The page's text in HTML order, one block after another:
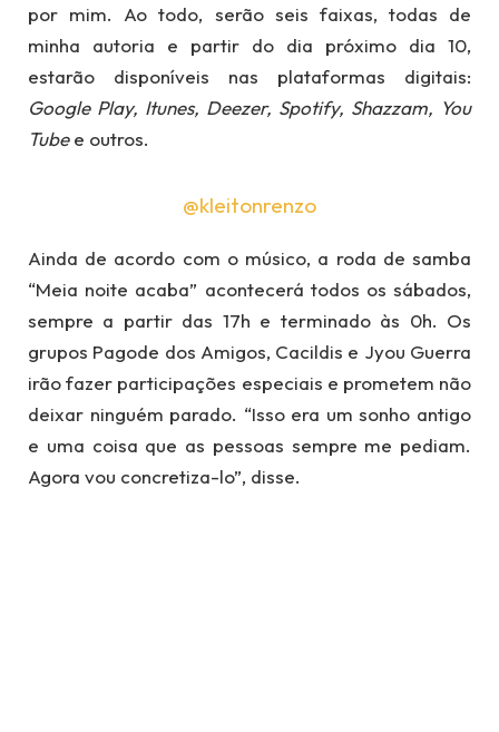
por mim. Ao todo, serão seis faixas, todas de
minha autoria e partir do dia próximo dia 10,
estarão disponíveis nas plataformas digitais:
Google Play, Itunes, Deezer, Spotify, Shazzam, You
Tubee outros.
@kleitonrenzo
Ainda de acordo com o músico, a roda de samba
“Meia noite acaba” acontecerá todos os sábados,
sempre a partir das 17h e terminado às 0h. Os
grupos Pagode dos Amigos, Cacildis e Jyou Guerra
irão fazer participações especiais e prometem não
deixar ninguém parado. “Isso era um sonho antigo
e uma coisa que as pessoas sempre me pediam.
Agora vou concretiza-lo”, disse.